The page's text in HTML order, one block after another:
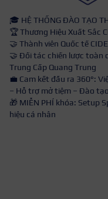
🎓 HỆ THỐNG ĐÀO TẠO
🏆 Thương Hiệu Xuất Sắc
🤝 Thành viên Quốc tế
🤝 Đối tác chiến lược toàn
Trung Cấp Quang Trung
💼 Cam kết đầu ra 360°:
– Hỗ trợ mở tiệm – Đào
🎁 MIỄN PHÍ khóa: Setup
hiệu cá nhân